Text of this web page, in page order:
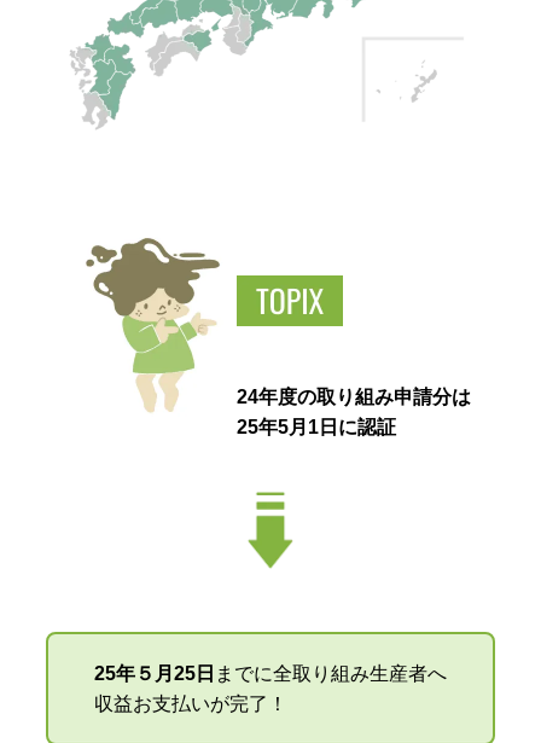
24年度の取り組み申請分は
25年5月1日に認証
25年５月25日 までに全取り組み生産者へ
収益お支払いが完了！